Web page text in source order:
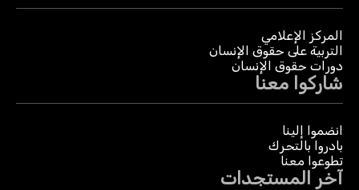
المركز الإعلامي
التربية على حقوق الإنسان
دورات حقوق الإنسان
شاركوا معنا
انضموا إلينا
بادروا بالتحرك
تطوعوا معنا
آخر المستجدات